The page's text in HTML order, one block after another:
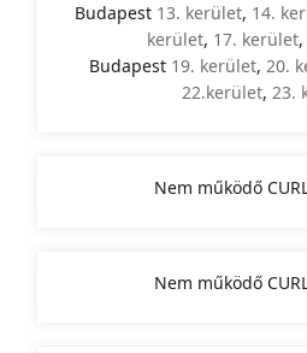
Budapest 13. kerület, 14.
kerület, 17. kerület,
Budapest 19. kerület, 20.
22.kerület, 23.
Nem működő
Nem működő